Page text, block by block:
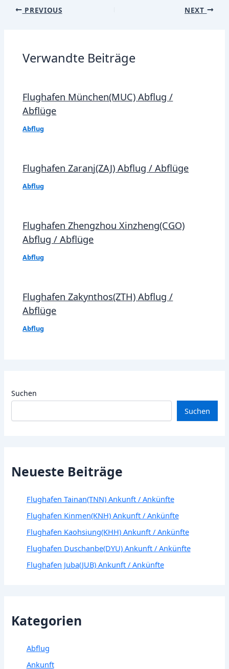
Post
PREVIOUS NEXT
Verwandte Beiträge
Flughafen München(MUC) Abflug /
Abflüge
Abflug
Flughafen Zaranj(ZAJ) Abflug / Abflüge
Abflug
Flughafen Zhengzhou Xinzheng(CGO)
Abflug / Abflüge
Abflug
Flughafen Zakynthos(ZTH) Abflug /
Abflüge
Abflug
Suchen
Suchen
Neueste Beiträge
Flughafen Tainan(TNN) Ankunft / Ankünfte
Flughafen Kinmen(KNH) Ankunft / Ankünfte
Flughafen Kaohsiung(KHH) Ankunft / Ankünfte
Flughafen Duschanbe(DYU) Ankunft / Ankünfte
Flughafen Juba(JUB) Ankunft / Ankünfte
Kategorien
Abflug
Ankunft